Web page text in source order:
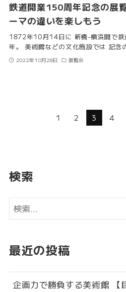
鉄道開業150周年記念の展
ーマの違いを楽しもう
1872年10月14日に 新橋-横浜間で
年。 美術館などの文化施設では 記念
2022年10月28日 展覧会
1 2 3 4
検索
最近の投稿
企画力で勝負する美術館 【